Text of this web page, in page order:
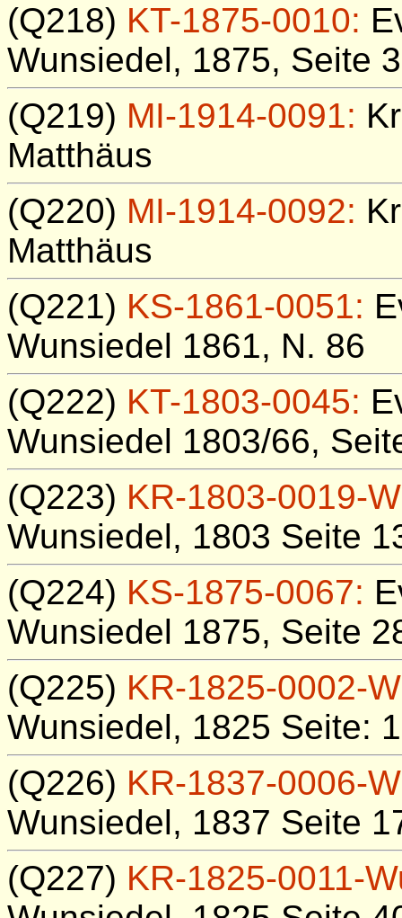
(Q218) KT-1875-0010:
Wunsiedel, 1875, Seite
(Q219) MI-1914-0091:
Matthäus
(Q220) MI-1914-0092:
Matthäus
(Q221) KS-1861-0051:
Wunsiedel 1861, N. 86
(Q222) KT-1803-0045:
Wunsiedel 1803/66,
(Q223) KR-1803-0019-
Wunsiedel, 1803 Seite
(Q224) KS-1875-0067:
Wunsiedel 1875, Seite
(Q225) KR-1825-0002-
Wunsiedel, 1825 Seite:
(Q226) KR-1837-0006-
Wunsiedel, 1837 Seite
(Q227) KR-1825-0011-